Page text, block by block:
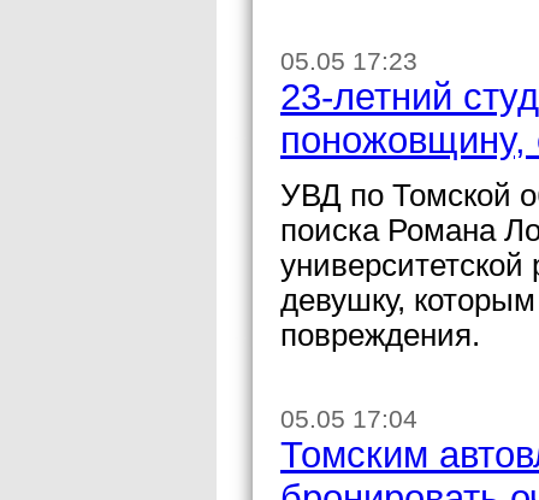
05.05 17:23
23-летний
поножовщину,
УВД по Томской
поиска Романа
девушку,
повреждения.
05.05 17:04
Томским